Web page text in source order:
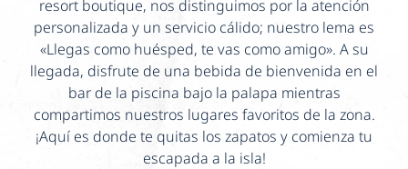
resort boutique, nos distinguimos por la atención
personalizada y un servicio cálido; nuestro lema es
«Llegas como huésped, te vas como amigo». A su
llegada, disfrute de una bebida de bienvenida en el
bar de la piscina bajo la palapa mientras
compartimos nuestros lugares favoritos de la zona.
¡Aquí es donde te quitas los zapatos y comienza tu
escapada a la isla!